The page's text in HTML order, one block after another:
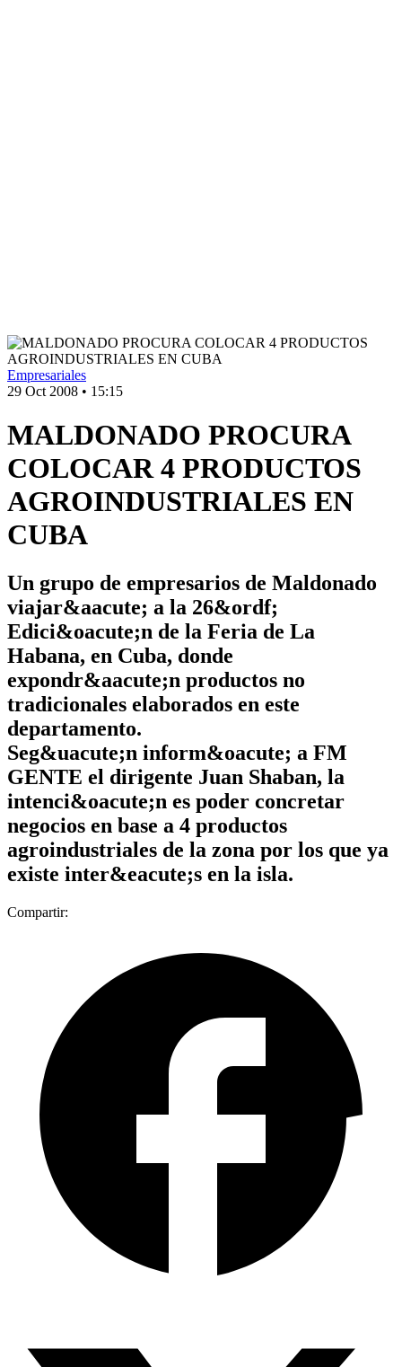
Empresariales
29 Oct 2008 • 15:15
MALDONADO PROCURA
COLOCAR 4 PRODUCTOS
AGROINDUSTRIALES EN
CUBA
Un grupo de empresarios de Maldonado
viajar&aacute; a la 26&ordf;
Edici&oacute;n de la Feria de La
Habana, en Cuba, donde
expondr&aacute;n productos no
tradicionales elaborados en este
departamento.
Seg&uacute;n inform&oacute; a FM
GENTE el dirigente Juan Shaban, la
intenci&oacute;n es poder concretar
negocios en base a 4 productos
agroindustriales de la zona por los que ya
existe inter&eacute;s en la isla.
Compartir: